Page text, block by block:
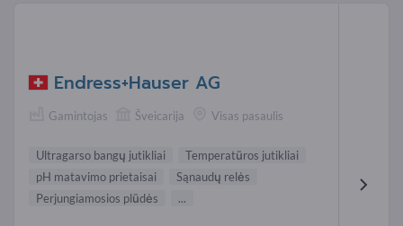
Endress+Hauser AG
Gamintojas Šveicarija Visas pasaulis
Ultragarso bangų jutikliai
Temperatūros jutikliai
pH matavimo prietaisai
Sąnaudų relės
Perjungiamosios plūdės
...